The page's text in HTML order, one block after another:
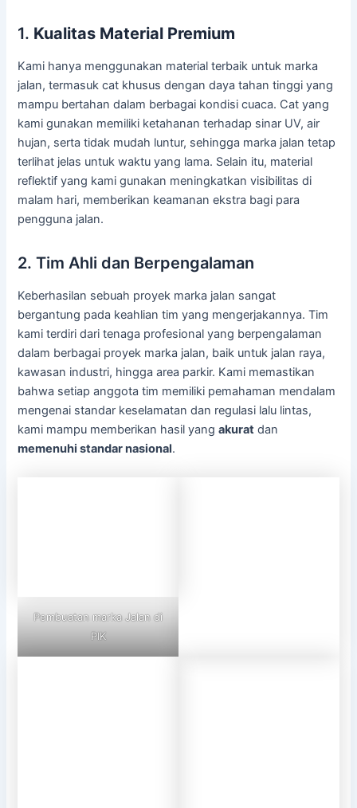
1. Kualitas Material Premium
Kami hanya menggunakan material terbaik untuk marka
jalan, termasuk cat khusus dengan daya tahan tinggi yang
mampu bertahan dalam berbagai kondisi cuaca. Cat yang
kami gunakan memiliki ketahanan terhadap sinar UV, air
hujan, serta tidak mudah luntur, sehingga marka jalan tetap
terlihat jelas untuk waktu yang lama. Selain itu, material
reflektif yang kami gunakan meningkatkan visibilitas di
malam hari, memberikan keamanan ekstra bagi para
pengguna jalan.
2. Tim Ahli dan Berpengalaman
Keberhasilan sebuah proyek marka jalan sangat
bergantung pada keahlian tim yang mengerjakannya. Tim
kami terdiri dari tenaga profesional yang berpengalaman
dalam berbagai proyek marka jalan, baik untuk jalan raya,
kawasan industri, hingga area parkir. Kami memastikan
bahwa setiap anggota tim memiliki pemahaman mendalam
mengenai standar keselamatan dan regulasi lalu lintas,
kami mampu memberikan hasil yangakurat dan
memenuhi standar nasional.
Pembuatan marka Jalan di
PIK